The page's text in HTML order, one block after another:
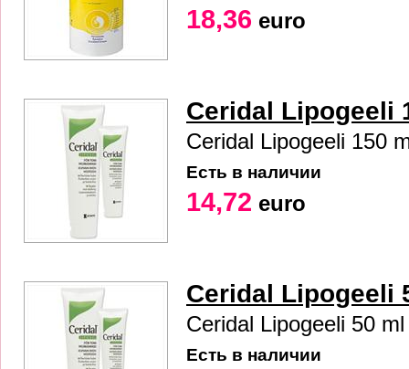
18,36 euro
Ceridal Lipogeeli
Ceridal Lipogeeli 150
Есть в наличии
14,72 euro
Ceridal Lipogeeli
Ceridal Lipogeeli 50
Есть в наличии